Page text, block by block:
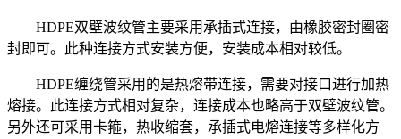
HDPE双壁波纹管主要采用承插式连接，由橡胶密封圈密
封即可。此种连接方式安装方便，安装成本相对较低。
HDPE缠绕管采用的是热熔带连接，需要对接口进行加热
熔接。此连接方式相对复杂，连接成本也略高于双壁波纹管。
另外还可采用卡箍，热收缩套，承插式电熔连接等多样化方